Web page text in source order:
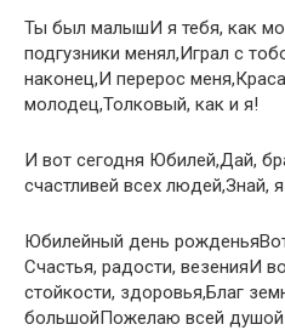
Ты был малышИ я тебя, как
подгузники менял,Играл с
наконец,И перерос
молодец,Толковый, как и я!
И вот сегодня Юбилей,Дай,
счастливей всех людей,Знай,
Юбилейный день
Счастья, радости, везенияИ
стойкости, здоровья,Благ
большойПожелаю всей